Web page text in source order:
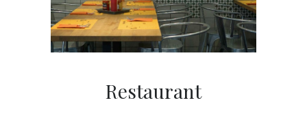
Restaurant